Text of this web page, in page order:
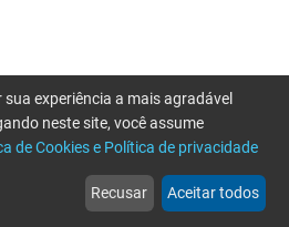
web
Notícias
more_horiz
Mais
experiência a mais agradável
neste site, você assume
de Cookies e Política de privacidade
Recusar Aceitar todos
por favor tente novamente